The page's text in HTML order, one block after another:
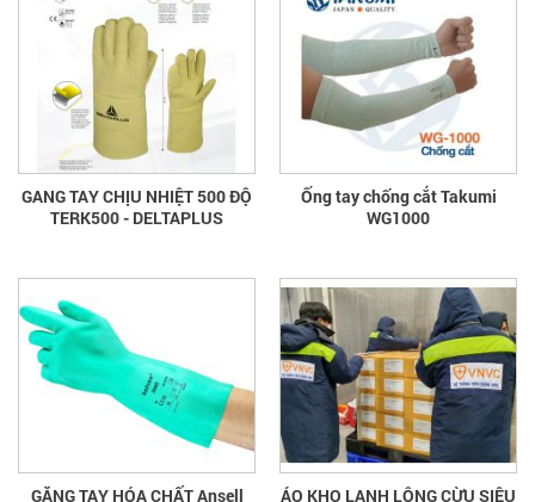
GANG TAY CHỊU NHIỆT 500 ĐỘ
TERK500 - DELTAPLUS
Ống tay chống cắt Takumi
WG1000
GĂNG TAY HÓA CHẤT Ansell ÁO KHO LẠNH LÔNG CỪU SIÊU